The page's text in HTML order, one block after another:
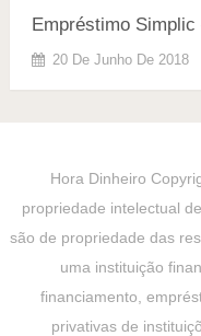
Empréstimo
20 De Junho De 2018
Hora Dinheiro
propriedade intelectual
são de propriedade das
uma instituição
financiamento,
privativas de